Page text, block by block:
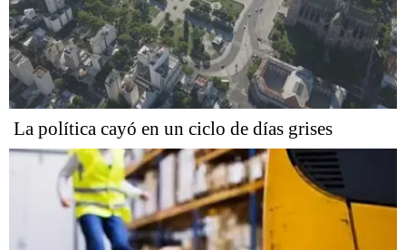
La política cayó en un ciclo de días grises